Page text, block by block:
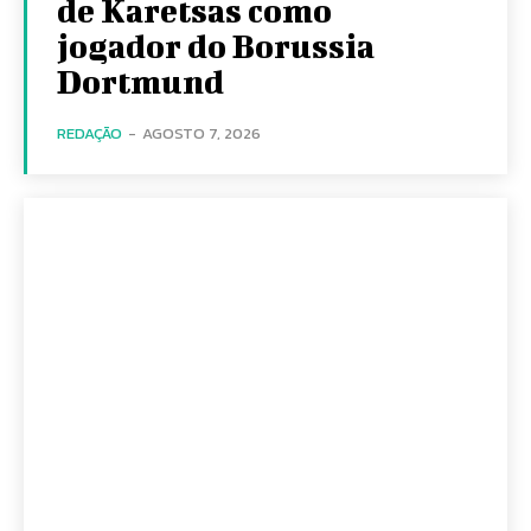
de Karetsas como
jogador do Borussia
Dortmund
REDAÇÃO - AGOSTO 7, 2026